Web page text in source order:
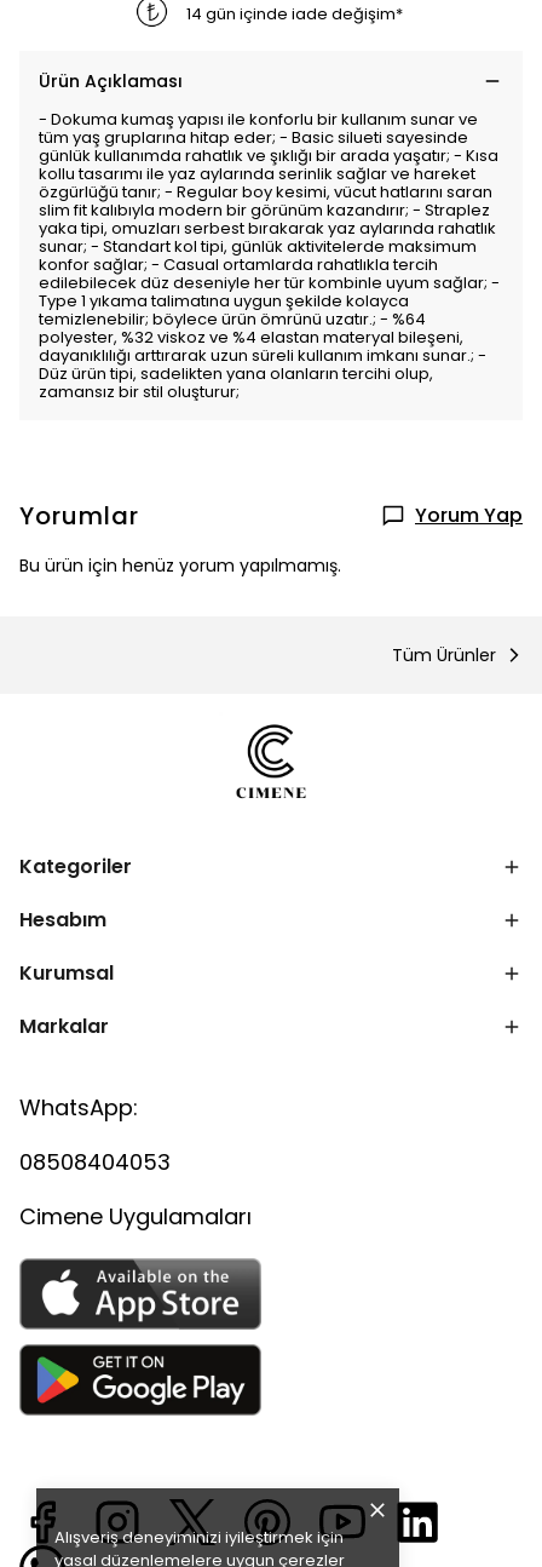
Alışveriş deneyiminizi iyileştirmek için
yasal düzenlemelere uygun çerezler
14 gün içinde iade değişim*
Ürün Açıklaması
- Dokuma kumaş yapısı ile konforlu bir kullanım sunar ve
tüm yaş gruplarına hitap eder; - Basic silueti sayesinde
günlük kullanımda rahatlık ve şıklığı bir arada yaşatır; - Kısa
kollu tasarımı ile yaz aylarında serinlik sağlar ve hareket
özgürlüğü tanır; - Regular boy kesimi, vücut hatlarını saran
slim fit kalıbıyla modern bir görünüm kazandırır; - Straplez
yaka tipi, omuzları serbest bırakarak yaz aylarında rahatlık
sunar; - Standart kol tipi, günlük aktivitelerde maksimum
konfor sağlar; - Casual ortamlarda rahatlıkla tercih
edilebilecek düz deseniyle her tür kombinle uyum sağlar; -
Type 1 yıkama talimatına uygun şekilde kolayca
temizlenebilir; böylece ürün ömrünü uzatır.; - %64
polyester, %32 viskoz ve %4 elastan materyal bileşeni,
dayanıklılığı arttırarak uzun süreli kullanım imkanı sunar.; -
Düz ürün tipi, sadelikten yana olanların tercihi olup,
zamansız bir stil oluşturur;
Yorumlar Yorum Yap
Bu ürün için henüz yorum yapılmamış.
Tüm Ürünler
Kategoriler
Hesabım
Kurumsal
Markalar
WhatsApp:
08508404053
Cimene Uygulamaları